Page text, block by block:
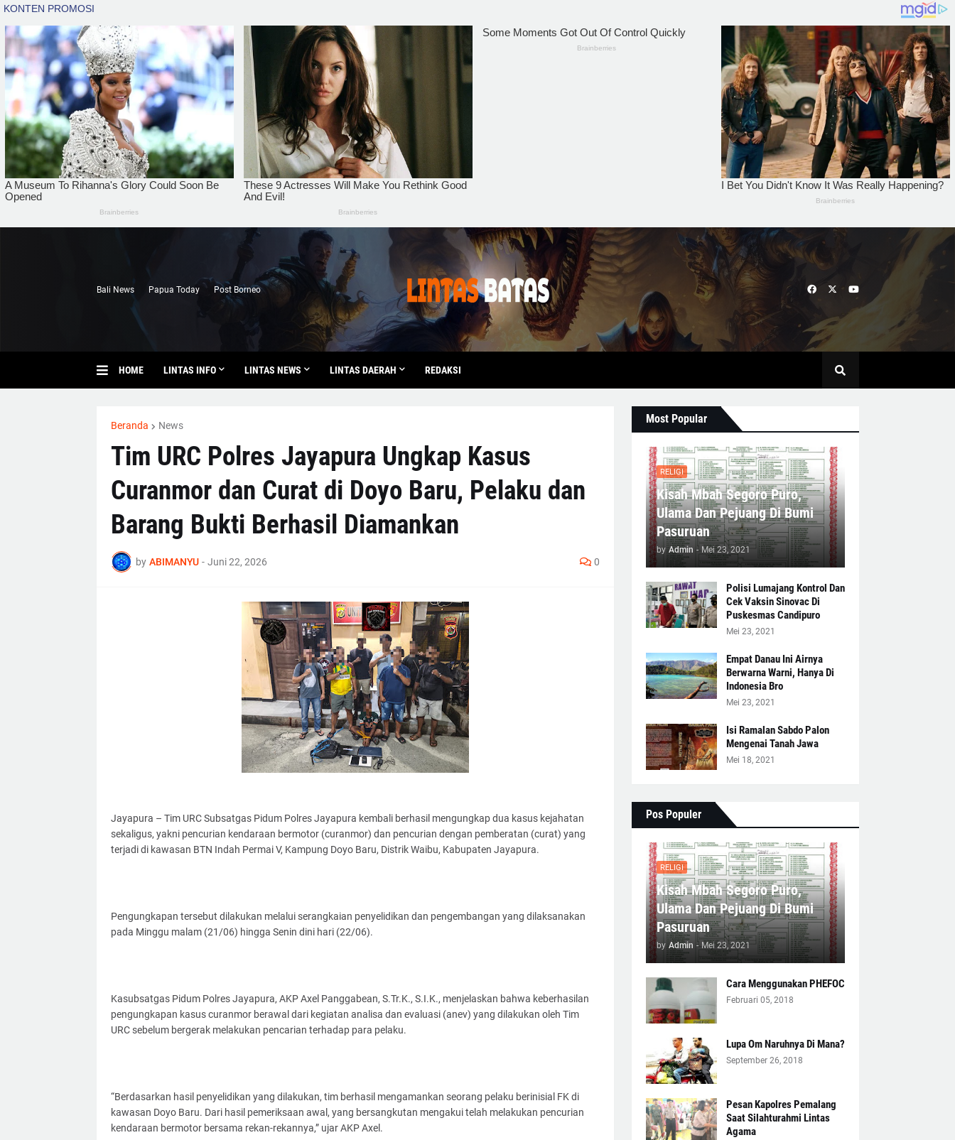
Bali News Papua Today Post Borneo
HOME LINTAS INFO LINTAS NEWS LINTAS DAERAH REDAKSI
Beranda News
Tim URC Polres Jayapura Ungkap Kasus
Curanmor dan Curat di Doyo Baru, Pelaku dan
Barang Bukti Berhasil Diamankan
by ABIMANYU - Juni 22, 2026 0
Jayapura – Tim URC Subsatgas Pidum Polres Jayapura kembali berhasil mengungkap dua kasus kejahatan
sekaligus, yakni pencurian kendaraan bermotor (curanmor) dan pencurian dengan pemberatan (curat) yang
terjadi di kawasan BTN Indah Permai V, Kampung Doyo Baru, Distrik Waibu, Kabupaten Jayapura.
Pengungkapan tersebut dilakukan melalui serangkaian penyelidikan dan pengembangan yang dilaksanakan
pada Minggu malam (21/06) hingga Senin dini hari (22/06).
Kasubsatgas Pidum Polres Jayapura, AKP Axel Panggabean, S.Tr.K., S.I.K., menjelaskan bahwa keberhasilan
pengungkapan kasus curanmor berawal dari kegiatan analisa dan evaluasi (anev) yang dilakukan oleh Tim
URC sebelum bergerak melakukan pencarian terhadap para pelaku.
“Berdasarkan hasil penyelidikan yang dilakukan, tim berhasil mengamankan seorang pelaku berinisial FK di
kawasan Doyo Baru. Dari hasil pemeriksaan awal, yang bersangkutan mengakui telah melakukan pencurian
kendaraan bermotor bersama rekan-rekannya,” ujar AKP Axel.
Most Popular
RELIGI
Kisah Mbah Segoro Puro,
Ulama Dan Pejuang Di Bumi
Pasuruan
by Admin - Mei 23, 2021
Polisi Lumajang Kontrol Dan
Cek Vaksin Sinovac Di
Puskesmas Candipuro
Mei 23, 2021
Empat Danau Ini Airnya
Berwarna Warni, Hanya Di
Indonesia Bro
Mei 23, 2021
Isi Ramalan Sabdo Palon
Mengenai Tanah Jawa
Mei 18, 2021
Pos Populer
RELIGI
Kisah Mbah Segoro Puro,
Ulama Dan Pejuang Di Bumi
Pasuruan
by Admin - Mei 23, 2021
Cara Menggunakan PHEFOC
Februari 05, 2018
Lupa Om Naruhnya Di Mana?
September 26, 2018
Pesan Kapolres Pemalang
Saat Silahturahmi Lintas
Agama